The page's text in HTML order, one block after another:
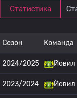
Статистика
Сезон Команда
2024/2025 Йовил
2023/2024 Йовил